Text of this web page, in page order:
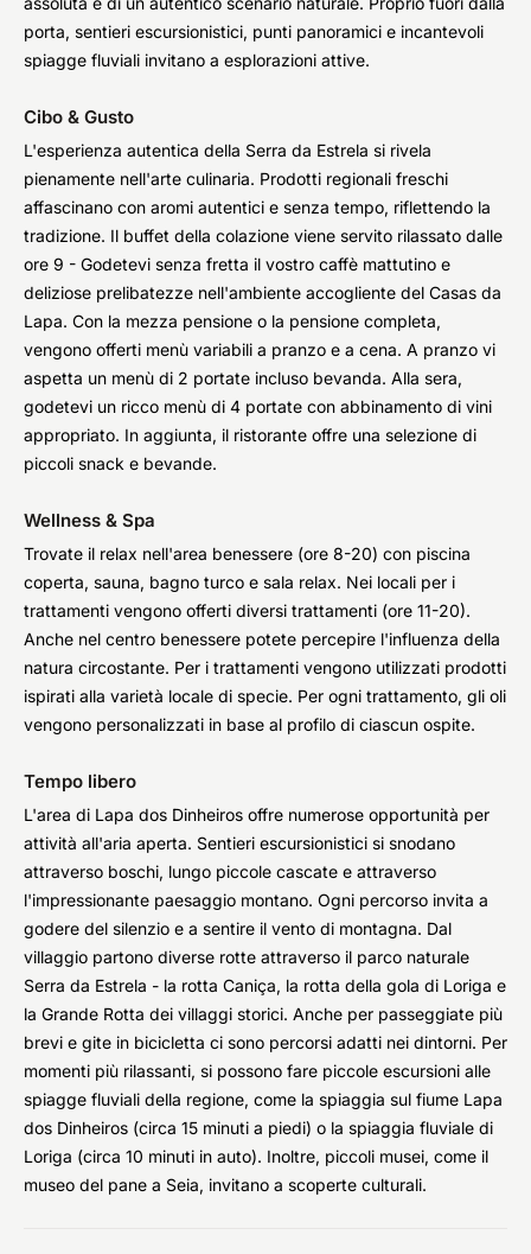
porta, sentieri escursionistici, punti panoramici e incantevoli
spiagge fluviali invitano a esplorazioni attive.
Cibo & Gusto
L'esperienza autentica della Serra da Estrela si rivela
pienamente nell'arte culinaria. Prodotti regionali freschi
affascinano con aromi autentici e senza tempo, riflettendo la
tradizione. Il buffet della colazione viene servito rilassato dalle
ore 9 - Godetevi senza fretta il vostro caffè mattutino e
deliziose prelibatezze nell'ambiente accogliente del Casas da
Lapa. Con la mezza pensione o la pensione completa,
vengono offerti menù variabili a pranzo e a cena. A pranzo vi
aspetta un menù di 2 portate incluso bevanda. Alla sera,
godetevi un ricco menù di 4 portate con abbinamento di vini
appropriato. In aggiunta, il ristorante offre una selezione di
piccoli snack e bevande.
Wellness & Spa
Trovate il relax nell'area benessere (ore 8-20) con piscina
coperta, sauna, bagno turco e sala relax. Nei locali per i
trattamenti vengono offerti diversi trattamenti (ore 11-20).
Anche nel centro benessere potete percepire l'influenza della
natura circostante. Per i trattamenti vengono utilizzati prodotti
ispirati alla varietà locale di specie. Per ogni trattamento, gli oli
vengono personalizzati in base al profilo di ciascun ospite.
Tempo libero
L'area di Lapa dos Dinheiros offre numerose opportunità per
attività all'aria aperta. Sentieri escursionistici si snodano
attraverso boschi, lungo piccole cascate e attraverso
l'impressionante paesaggio montano. Ogni percorso invita a
godere del silenzio e a sentire il vento di montagna. Dal
villaggio partono diverse rotte attraverso il parco naturale
Serra da Estrela - la rotta Caniça, la rotta della gola di Loriga e
la Grande Rotta dei villaggi storici. Anche per passeggiate più
brevi e gite in bicicletta ci sono percorsi adatti nei dintorni. Per
momenti più rilassanti, si possono fare piccole escursioni alle
spiagge fluviali della regione, come la spiaggia sul fiume Lapa
dos Dinheiros (circa 15 minuti a piedi) o la spiaggia fluviale di
Loriga (circa 10 minuti in auto). Inoltre, piccoli musei, come il
museo del pane a Seia, invitano a scoperte culturali.